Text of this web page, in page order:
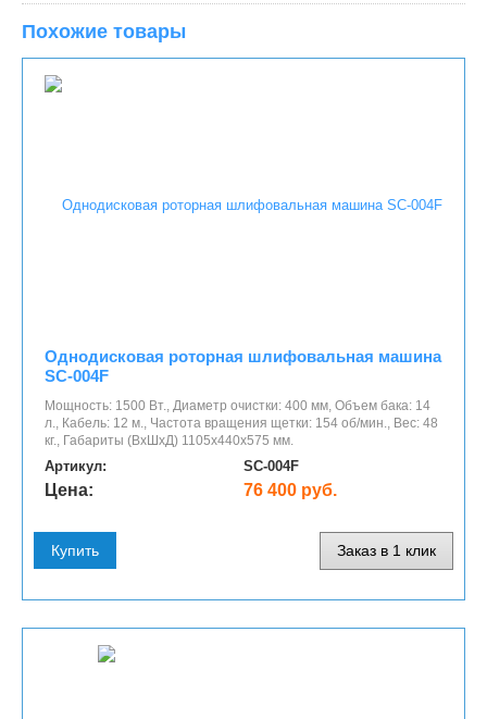
Похожие товары
Однодисковая роторная шлифовальная машина
SC-004F
Мощность: 1500 Вт., Диаметр очистки: 400 мм, Объем бака: 14
л., Кабель: 12 м., Частота вращения щетки: 154 об/мин., Вес: 48
кг., Габариты (ВхШхД) 1105х440х575 мм.
Артикул: SC-004F
Цена: 76 400 руб.
Купить Заказ в 1 клик